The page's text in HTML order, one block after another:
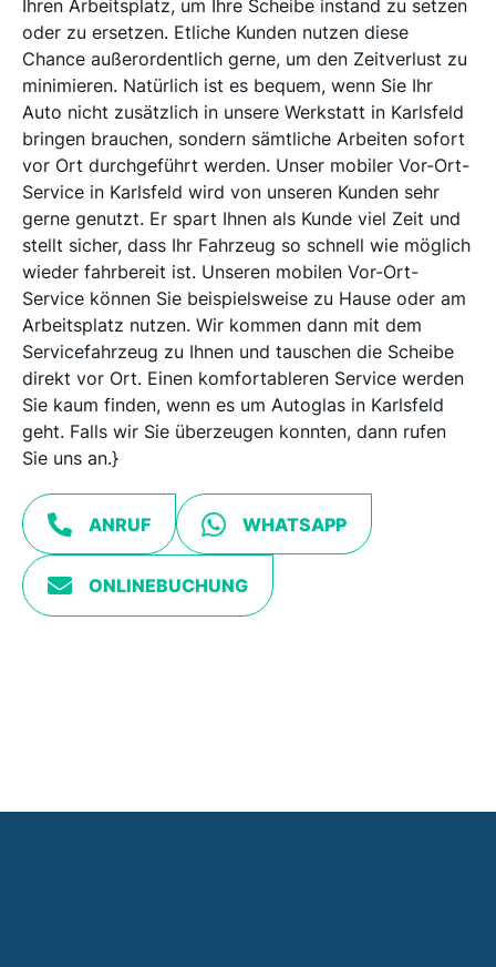
Ihren Arbeitsplatz, um Ihre Scheibe instand zu setzen
oder zu ersetzen. Etliche Kunden nutzen diese
Chance außerordentlich gerne, um den Zeitverlust zu
minimieren. Natürlich ist es bequem, wenn Sie Ihr
Auto nicht zusätzlich in unsere Werkstatt in Karlsfeld
bringen brauchen, sondern sämtliche Arbeiten sofort
vor Ort durchgeführt werden. Unser mobiler Vor-Ort-
Service in Karlsfeld wird von unseren Kunden sehr
gerne genutzt. Er spart Ihnen als Kunde viel Zeit und
stellt sicher, dass Ihr Fahrzeug so schnell wie möglich
wieder fahrbereit ist. Unseren mobilen Vor-Ort-
Service können Sie beispielsweise zu Hause oder am
Arbeitsplatz nutzen. Wir kommen dann mit dem
Servicefahrzeug zu Ihnen und tauschen die Scheibe
direkt vor Ort. Einen komfortableren Service werden
Sie kaum finden, wenn es um Autoglas in Karlsfeld
geht. Falls wir Sie überzeugen konnten, dann rufen
Sie uns an.}
ANRUF WHATSAPP
ONLINEBUCHUNG